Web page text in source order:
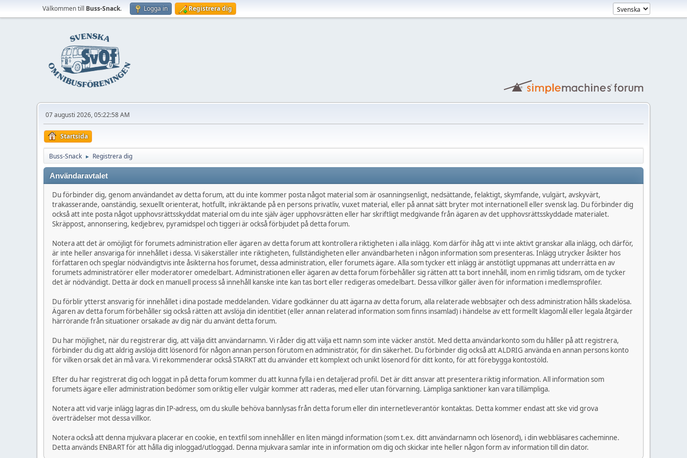
Välkommen till Buss-Snack. Logga in Registrera dig
07 augusti 2026, 05:22:58 AM
Startsida
Buss-Snack ► Registrera dig
Användaravtalet
Du förbinder dig, genom användandet av detta forum, att du inte kommer posta något material som är osanningsenligt, nedsättande, felaktigt, skymfande, vulgärt, avskyvärt,
trakasserande, oanständig, sexuellt orienterat, hotfullt, inkräktande på en persons privatliv, vuxet material, eller på annat sätt bryter mot internationell eller svensk lag. Du förbinder dig
också att inte posta något upphovsrättsskyddat material om du inte själv äger upphovsrätten eller har skriftligt medgivande från ägaren av det upphovsrättsskyddade materialet.
Skräppost, annonsering, kedjebrev, pyramidspel och tiggeri är också förbjudet på detta forum.
Notera att det är omöjligt för forumets administration eller ägaren av detta forum att kontrollera riktigheten i alla inlägg. Kom därför ihåg att vi inte aktivt granskar alla inlägg, och därför,
är inte heller ansvariga för innehållet i dessa. Vi säkerställer inte riktigheten, fullständigheten eller användbarheten i någon information som presenteras. Inlägg utrycker åsikter hos
författaren och speglar nödvändigtvis inte åsikterna hos forumet, dessa administration, eller forumets ägare. Alla som tycker ett inlägg är anstötligt uppmanas att underrätta en av
forumets administratörer eller moderatorer omedelbart. Administrationen eller ägaren av detta forum förbehåller sig rätten att ta bort innehåll, inom en rimlig tidsram, om de tycker
det är nödvändigt. Detta är dock en manuell process så innehåll kanske inte kan tas bort eller redigeras omedelbart. Dessa villkor gäller även för information i medlemsprofiler.
Du förblir ytterst ansvarig för innehållet i dina postade meddelanden. Vidare godkänner du att ägarna av detta forum, alla relaterade webbsajter och dess administration hålls skadelösa.
Ägaren av detta forum förbehåller sig också rätten att avslöja din identitiet (eller annan relaterad information som finns insamlad) i händelse av ett formellt klagomål eller legala åtgärder
härrörande från situationer orsakade av dig när du använt detta forum.
Du har möjlighet, när du registrerar dig, att välja ditt användarnamn. Vi råder dig att välja ett namn som inte väcker anstöt. Med detta användarkonto som du håller på att registrera,
förbinder du dig att aldrig avslöja ditt lösenord för någon annan person förutom en administratör, för din säkerhet. Du förbinder dig också att ALDRIG använda en annan persons konto
för vilken orsak det än må vara. Vi rekommenderar också STARKT att du använder ett komplext och unikt lösenord för ditt konto, för att förebygga kontostöld.
Efter du har registrerat dig och loggat in på detta forum kommer du att kunna fylla i en detaljerad profil. Det är ditt ansvar att presentera riktig information. All information som
forumets ägare eller administration bedömer som oriktig eller vulgär kommer att raderas, med eller utan förvarning. Lämpliga sanktioner kan vara tillämpliga.
Notera att vid varje inlägg lagras din IP-adress, om du skulle behöva bannlysas från detta forum eller din internetleverantör kontaktas. Detta kommer endast att ske vid grova
överträdelser mot dessa villkor.
Notera också att denna mjukvara placerar en cookie, en textfil som innehåller en liten mängd information (som t.ex. ditt användarnamn och lösenord), i din webbläsares cacheminne.
Detta används ENBART för att hålla dig inloggad/utloggad. Denna mjukvara samlar inte in information om dig och skickar inte heller någon form av information till din dator.